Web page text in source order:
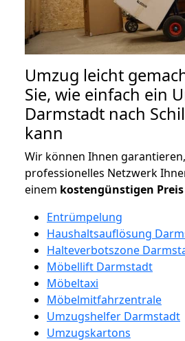
Umzug leicht
Sie, wie einfach ein
Darmstadt nach
kann
Wir können Ihnen
professionelles Netzwerk
einem kostengünstigen Preis
Entrümpelung
Haushaltsauflösung
Halteverbotszone
Möbellift Darmstadt
Möbeltaxi
Möbelmitfahrzentrale
Umzugshelfer Darmstadt
Umzugskartons